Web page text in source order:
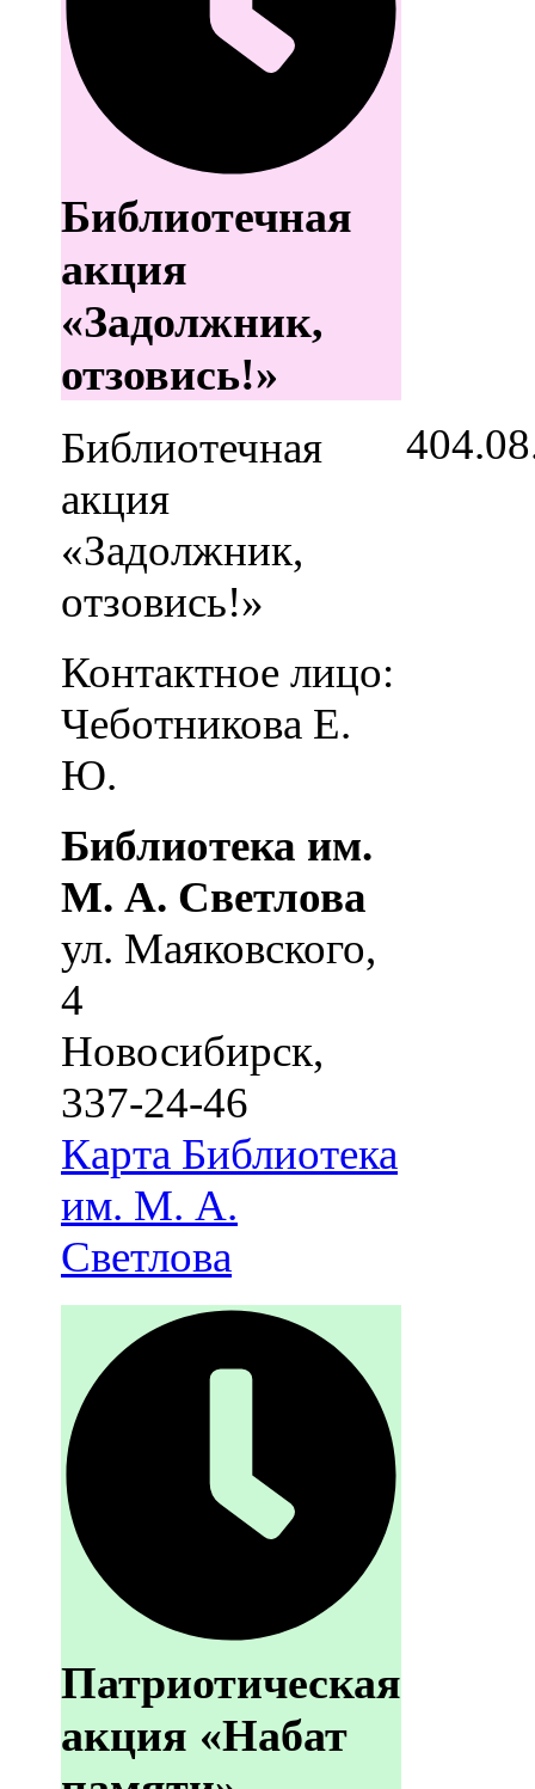
Библиотечная
акция
«Задолжник,
отзовись!»
Библиотечная
акция
«Задолжник,
отзовись!»
Контактное лицо:
Чеботникова Е.
Ю.
Библиотека им.
М. А. Светлова
ул. Маяковского,
4
Новосибирск,
337-24-46
Карта Библиотека
им. М. А.
Светлова
Патриотическая
акция «Набат
4